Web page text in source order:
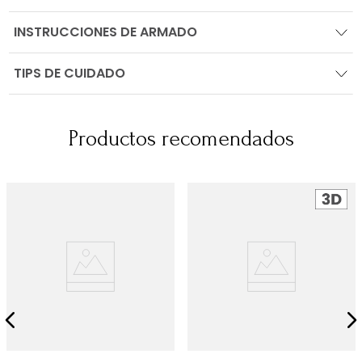
INSTRUCCIONES DE ARMADO
TIPS DE CUIDADO
Productos recomendados